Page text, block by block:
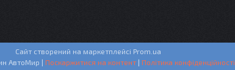
Сайт створений на маркетплейсі Prom.ua
Интернет магазин АвтоМир | Поскаржитися на контент | Політика конфіденційності